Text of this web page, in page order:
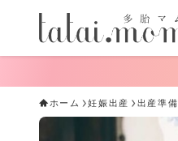
ホーム 妊娠出産 出産準備